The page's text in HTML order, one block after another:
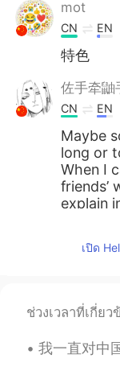
mot
CN EN
特色
佐手牵鼬
CN EN
Maybe
long or
When I
friends’
explain
jemson
EN CN
เปิด
ช่วงเวลาที่เกี่ยว
我一直对中国谚语很感兴趣😌✨ 我喜欢第一句谚语，